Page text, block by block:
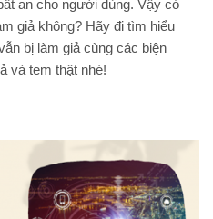
an cho người dùng. Vậy có
giả không? Hãy đi tìm hiểu
bị làm giả cùng các biện
và tem thật nhé!